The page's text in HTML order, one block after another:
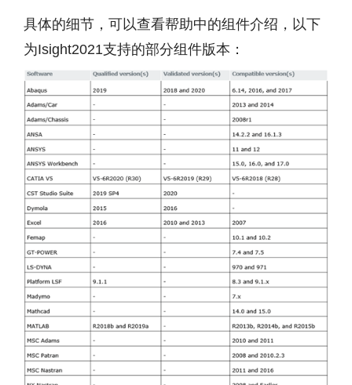
具体的细节，可以查看帮助中的组件介绍，以下
为Isight2021支持的部分组件版本：